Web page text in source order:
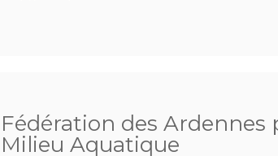
Fédération des
Milieu Aquatique